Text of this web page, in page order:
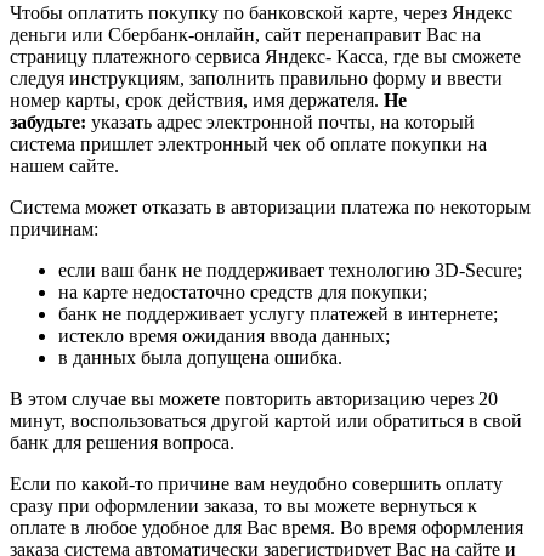
Чтобы оплатить покупку по банковской карте, через Яндекс
деньги или Сбербанк-онлайн, сайт перенаправит Вас на
страницу платежного сервиса Яндекс- Касса, где вы сможете
следуя инструкциям, заполнить правильно форму и ввести
номер карты, срок действия, имя держателя. Не
забудьте: указать адрес электронной почты, на который
система пришлет электронный чек об оплате покупки на
нашем сайте.
Система может отказать в авторизации платежа по некоторым
причинам:
если ваш банк не поддерживает технологию 3D-Secure;
на карте недостаточно средств для покупки;
банк не поддерживает услугу платежей в интернете;
истекло время ожидания ввода данных;
в данных была допущена ошибка.
В этом случае вы можете повторить авторизацию через 20
минут, воспользоваться другой картой или обратиться в свой
банк для решения вопроса.
Если по какой-то причине вам неудобно совершить оплату
сразу при оформлении заказа, то вы можете вернуться к
оплате в любое удобное для Вас время. Во время оформления
заказа система автоматически зарегистрирует Вас на сайте и